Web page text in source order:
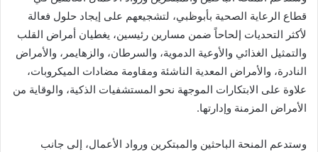
قطاع الرعاية الصحية بأبوظبي، لتشجيعهم على إيجاد حلول فعالة
لأكثر التحديات إلحاحاً ضمن مسارين رئيسين، يغطيان أمراض القلب
والتمثيل الغذائي والأوعية الدموية، والسرطان، والزهايمر، والأمراض
النادرة، والأمراض المعدية الناشئة ومقاومة مضادات الميكروبات،
علاوة على الابتكارات الموجهة نحو المستشفيات الذكية، والوقاية من
الأمراض المزمنة وإدارتها.
وستدعم المنحة الباحثين والمبتكرين ورواد الأعمال، إلى جانب